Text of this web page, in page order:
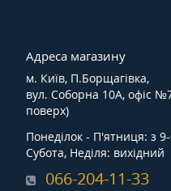
Адреса магазину
м. Київ, П.Борщагівка,
вул. Соборна 10А, офіс
поверх)
Понеділок - П'ятниця: з
Субота, Неділя: вихідний
066-204-11-33